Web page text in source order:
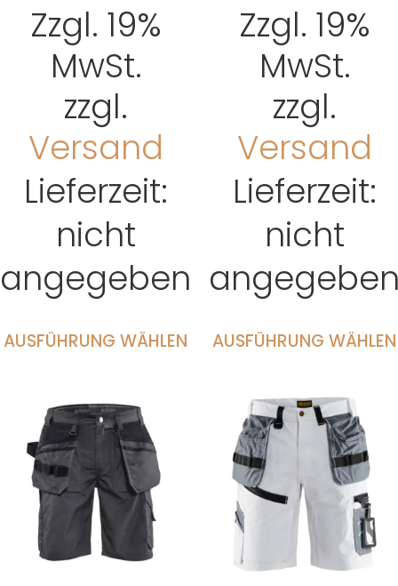
Zzgl. 19%
MwSt.
zzgl.
Versand
Lieferzeit:
nicht
angegeben
AUSFÜHRUNG WÄHLEN
Zzgl. 19%
MwSt.
zzgl.
Versand
Lieferzeit:
nicht
AUSFÜHRUNG WÄHLEN